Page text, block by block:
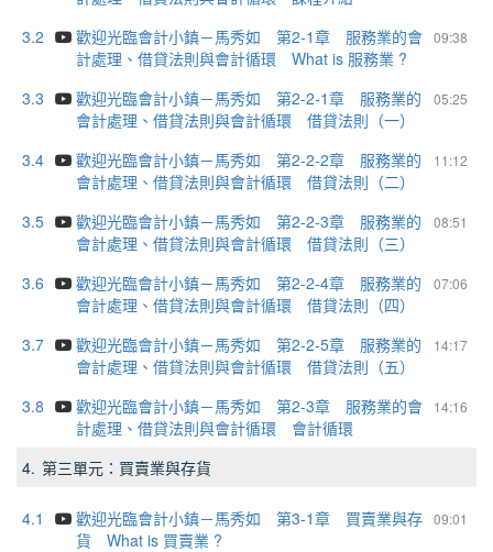
3.2
09:38
歡迎光臨會計小鎮－馬秀如 第2-1章 服務業的會
計處理、借貸法則與會計循環 What is 服務業 ?
3.3
05:25
歡迎光臨會計小鎮－馬秀如 第2-2-1章 服務業的
會計處理、借貸法則與會計循環 借貸法則（一）
3.4
11:12
歡迎光臨會計小鎮－馬秀如 第2-2-2章 服務業的
會計處理、借貸法則與會計循環 借貸法則（二）
3.5
08:51
歡迎光臨會計小鎮－馬秀如 第2-2-3章 服務業的
會計處理、借貸法則與會計循環 借貸法則（三）
3.6
07:06
歡迎光臨會計小鎮－馬秀如 第2-2-4章 服務業的
會計處理、借貸法則與會計循環 借貸法則（四）
3.7
14:17
歡迎光臨會計小鎮－馬秀如 第2-2-5章 服務業的
會計處理、借貸法則與會計循環 借貸法則（五）
3.8
14:16
歡迎光臨會計小鎮－馬秀如 第2-3章 服務業的會
計處理、借貸法則與會計循環 會計循環
4. 第三單元：買賣業與存貨
4.1 09:01
歡迎光臨會計小鎮－馬秀如 第3-1章 買賣業與存
貨 What is 買賣業 ?